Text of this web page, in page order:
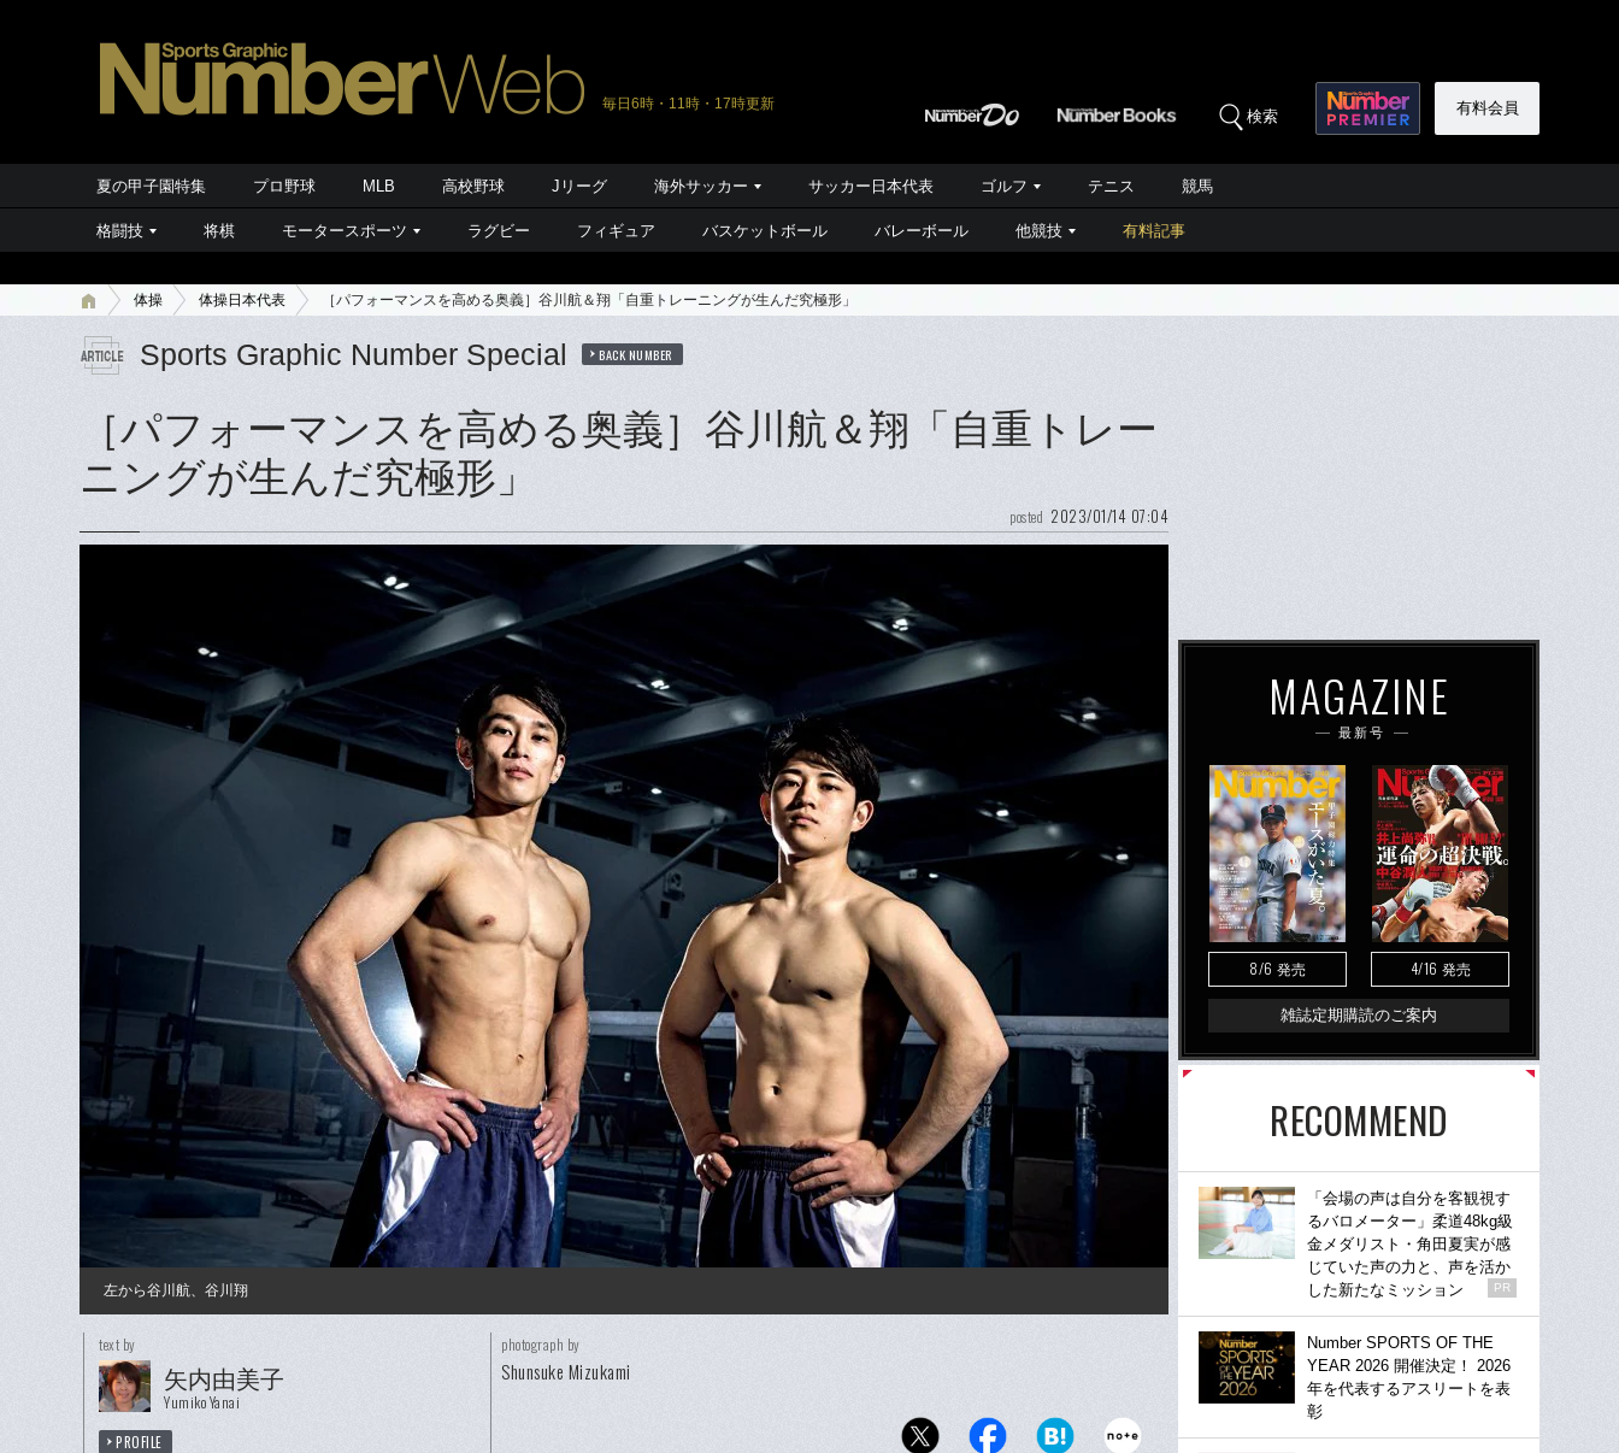
毎日6時・11時・17時更新
検索 有料会員
夏の甲子園特集 プロ野球 MLB 高校野球 Jリーグ 海外サッカー サッカー日本代表 ゴルフ テニス 競馬
格闘技 将棋 モータースポーツ ラグビー フィギュア バスケットボール バレーボール 他競技 有料記事
体操 体操日本代表 ［パフォーマンスを高める奥義］谷川航＆翔「自重トレーニングが生んだ究極形」
Sports Graphic Number Special BACK NUMBER
［パフォーマンスを高める奥義］谷川航＆翔「自重トレー
ニングが生んだ究極形」
posted 2023/01/14 07:04
左から谷川航、谷川翔
text by
矢内由美子
Yumiko Yanai
PROFILE
photograph by
Shunsuke Mizukami
MAGAZINE
最新号
8/6 発売 4/16 発売
雑誌定期購読のご案内
RECOMMEND
「会場の声は自分を客観視す
るバロメーター」柔道48kg級
金メダリスト・角田夏実が感
じていた声の力と、声を活か
した新たなミッション
PR
Number SPORTS OF THE
YEAR 2026 開催決定！ 2026
年を代表するアスリートを表
彰